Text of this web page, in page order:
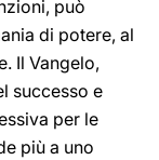
può
di potere, al
Il Vangelo,
successo e
per le
più a uno